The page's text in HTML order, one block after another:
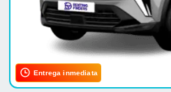
Entrega inmediata